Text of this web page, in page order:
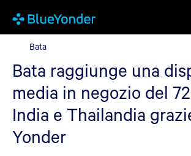
Bata
Bata raggiunge una
media in negozio del
India e Thailandia
Yonder